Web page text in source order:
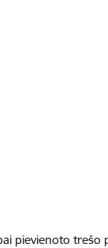
pievienoto trešo